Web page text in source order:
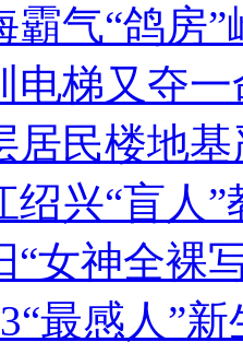
主义
不公正
霸气“鸽房
电梯又夺
居民楼地
绍兴“盲人
“女神全裸
最感人”